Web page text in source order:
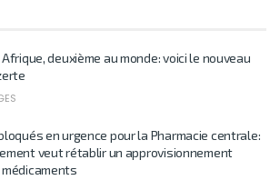
deuxième au monde: voici le nouveau
en urgence pour la Pharmacie centrale:
veut rétablir un approvisionnement